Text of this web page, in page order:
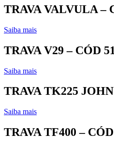
TRAVA VALVULA –
Saiba mais
TRAVA V29 – CÓD
Saiba mais
TRAVA TK225
Saiba mais
TRAVA TF400 –